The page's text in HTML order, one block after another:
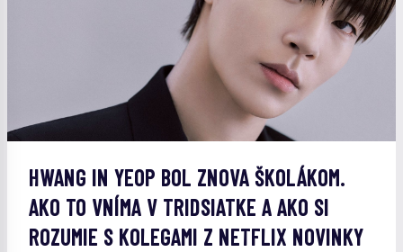
HWANG IN YEOP BOL ZNOVA ŠKOLÁKOM.
AKO TO VNÍMA V TRIDSIATKE A AKO SI
ROZUMIE S KOLEGAMI Z NETFLIX NOVINKY